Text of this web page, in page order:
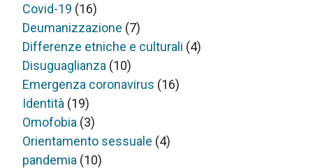
Covid-19 (16)
Deumanizzazione (7)
Differenze etniche e culturali (4)
Disuguaglianza (10)
Emergenza coronavirus (16)
Identità (19)
Omofobia (3)
Orientamento sessuale (4)
pandemia (10)